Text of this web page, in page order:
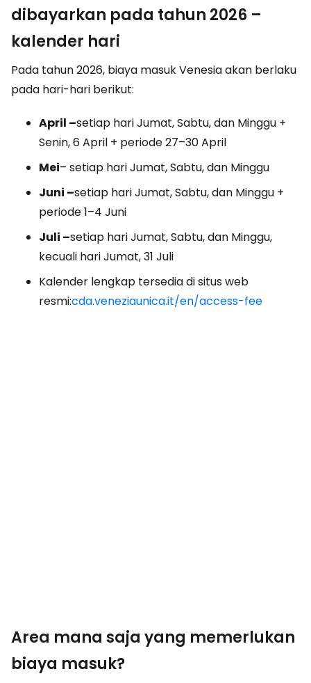
dibayarkan pada tahun 2026 –
kalender hari
Pada tahun 2026, biaya masuk Venesia akan berlaku
pada hari-hari berikut:
April –setiap hari Jumat, Sabtu, dan Minggu +
Senin, 6 April + periode 27–30 April
Mei– setiap hari Jumat, Sabtu, dan Minggu
Juni –setiap hari Jumat, Sabtu, dan Minggu +
periode 1–4 Juni
Juli –setiap hari Jumat, Sabtu, dan Minggu,
kecuali hari Jumat, 31 Juli
Kalender lengkap tersedia di situs web
resmi:cda.veneziaunica.it/en/access-fee
Area mana saja yang memerlukan
biaya masuk?